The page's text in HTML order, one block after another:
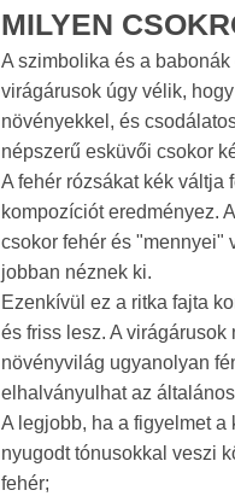
MILYEN
A szimbolika és a
virágárusok úgy vélik,
növényekkel, és
népszerű esküvői csokor
A fehér rózsákat kék váltja
kompozíciót eredményez.
csokor fehér és "mennyei"
jobban néznek ki.
Ezenkívül ez a ritka fajta
és friss lesz. A
növényvilág ugyanolyan
elhalványulhat az
A legjobb, ha a figyelmet
nyugodt tónusokkal veszi
fehér;